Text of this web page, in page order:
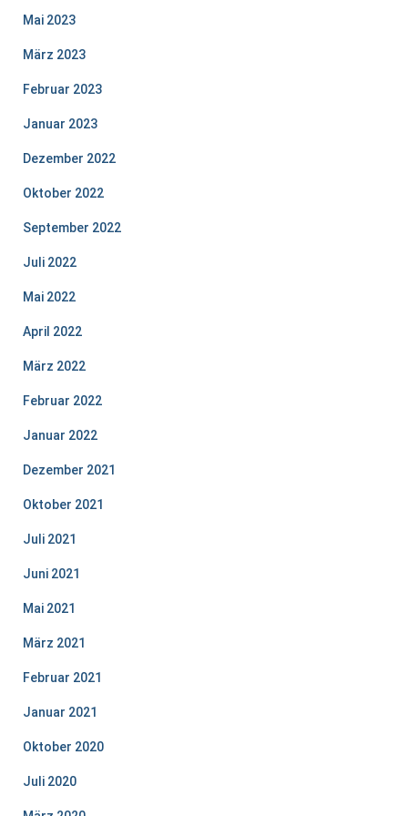
Mai 2023
März 2023
Februar 2023
Januar 2023
Dezember 2022
Oktober 2022
September 2022
Juli 2022
Mai 2022
April 2022
März 2022
Februar 2022
Januar 2022
Dezember 2021
Oktober 2021
Juli 2021
Juni 2021
Mai 2021
März 2021
Februar 2021
Januar 2021
Oktober 2020
Juli 2020